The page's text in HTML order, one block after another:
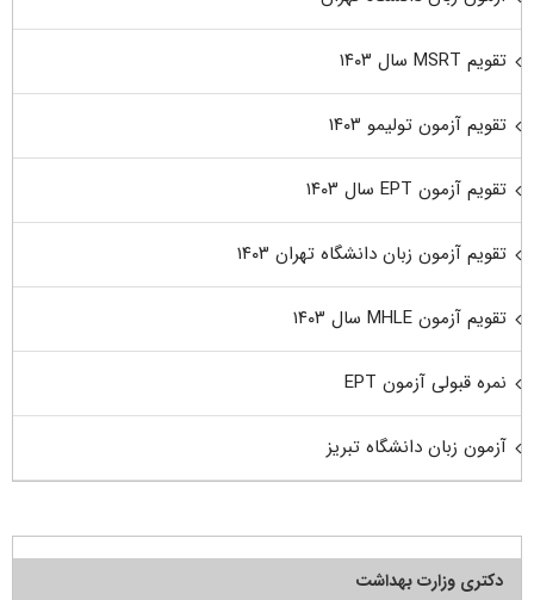
تقویم MSRT سال ۱۴۰۳
تقویم آزمون تولیمو ۱۴۰۳
تقویم آزمون EPT سال ۱۴۰۳
تقویم آزمون زبان دانشگاه تهران ۱۴۰۳
تقویم آزمون MHLE سال ۱۴۰۳
نمره قبولی آزمون EPT
آزمون زبان دانشگاه تبریز
دکتری وزارت بهداشت